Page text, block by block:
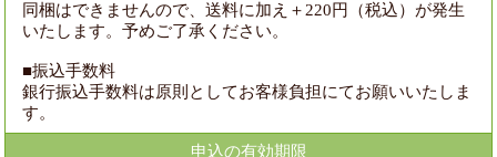
同梱はできませんので、送料に加え＋220円（税込）が発生
いたします。予めご了承ください。
■振込手数料
銀行振込手数料は原則としてお客様負担にてお願いいたしま
す。
申込の有効期限